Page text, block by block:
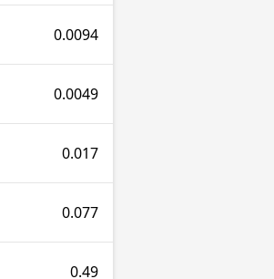
0.0094
0.0049
0.017
0.077
0.49